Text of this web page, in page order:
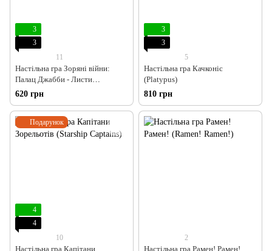
3
3
11
Настільна гра Зоряні війни:
Палац Джабби - Листи
Закоханих (Star Wars: Jabba's
Palace)
620 грн
3
3
5
Настільна гра Качконіс
(Platypus)
810 грн
Подарунок
4
4
10
Настільна гра Капітани
2
Настільна гра Рамен! Рамен!